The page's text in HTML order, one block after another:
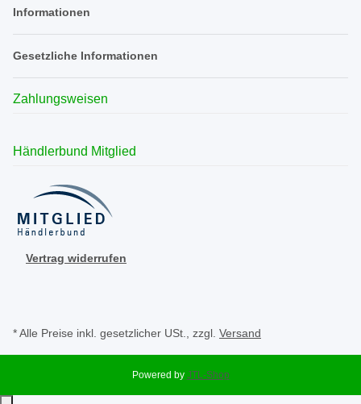
Informationen
Gesetzliche Informationen
Zahlungsweisen
Händlerbund Mitglied
Vertrag widerrufen
* Alle Preise inkl. gesetzlicher USt., zzgl. Versand
Powered by JTL-Shop